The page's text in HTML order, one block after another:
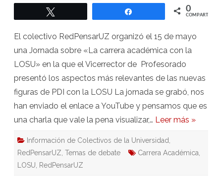
0
COMPARTIR
El colectivo RedPensarUZ organizó el 15 de mayo
una Jornada sobre «La carrera académica con la
LOSU» en la que el Vicerrector de Profesorado
presentó los aspectos más relevantes de las nuevas
figuras de PDI con la LOSU La jornada se grabó, nos
han enviado el enlace a YouTube y pensamos que es
una charla que vale la pena visualizar,… Leer más »
Información de Colectivos de la Universidad
RedPensarUZ Temas de debate Carrera Académica
LOSU RedPensarUZ